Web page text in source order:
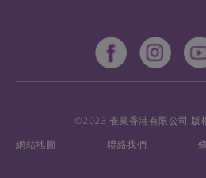
©2023 雀巢香港有限公司 版
網站地圖
聯絡我們